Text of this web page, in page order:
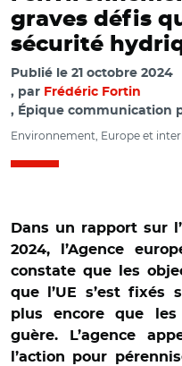
graves défis
sécurité
Publié le 21 octobre 2024
par Frédéric Fortin
, Épique communication
Environnement, Europe et
Dans un rapport sur
2024, l’Agence
constate que les
que l’UE s’est fixés
plus encore que les
guère. L’agence
l’action pour